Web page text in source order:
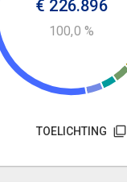
€ 226.896
100,0 %
TOELICHTING